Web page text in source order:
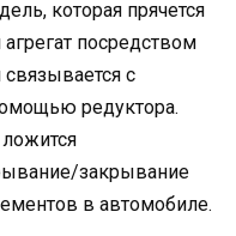
которая прячется
посредством
связывается с
редуктора.
закрывание
в автомобиле.